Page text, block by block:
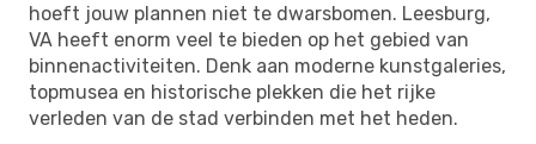
hoeft jouw plannen niet te dwarsbomen. Leesburg,
VA heeft enorm veel te bieden op het gebied van
binnenactiviteiten. Denk aan moderne kunstgaleries,
topmusea en historische plekken die het rijke
verleden van de stad verbinden met het heden.